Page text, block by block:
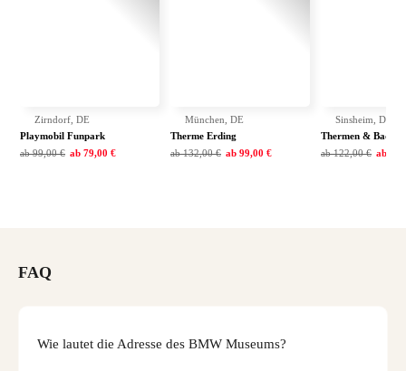
Zirndorf, DE
Playmobil Funpark
ab 99,00 € ab 79,00 €
München, DE
Therme Erding
ab 132,00 € ab 99,00 €
Sinsheim, DE
Thermen &
ab 122,00 € ab
FAQ
Wie lautet die Adresse des BMW Museums?